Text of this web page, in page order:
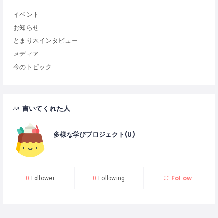
イベント
お知らせ
とまり木インタビュー
メディア
今のトピック
書いてくれた人
多様な学びプロジェクト(U)
0 Follower 0 Following Follow